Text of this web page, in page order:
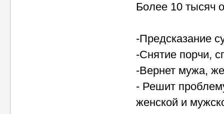
Более 10 тысяч
-Предсказание
-Снятие порчи,
-Вернет мужа,
- Решит
женской и